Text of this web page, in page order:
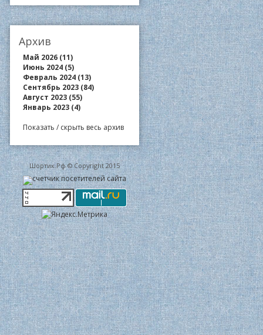
Архив
Май 2026 (11)
Июнь 2024 (5)
Февраль 2024 (13)
Сентябрь 2023 (84)
Август 2023 (55)
Январь 2023 (4)
Показать / скрыть весь архив
Шортик.Рф © Copyright 2015